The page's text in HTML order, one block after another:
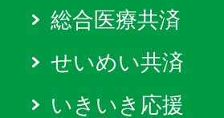
総合医療共済
せいめい共済
いきいき応援